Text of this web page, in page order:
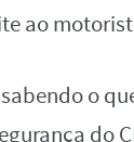
ao
o
do